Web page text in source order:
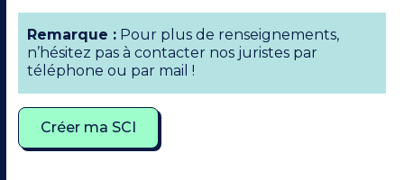
Remarque : Pour plus de renseignements,
n’hésitez pas à contacter nos juristes par
téléphone ou par mail !
Créer ma SCI